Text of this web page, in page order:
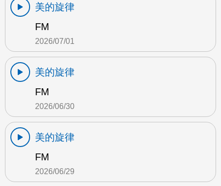
美的旋律
FM
2026/07/01
美的旋律
FM
2026/06/30
美的旋律
FM
2026/06/29